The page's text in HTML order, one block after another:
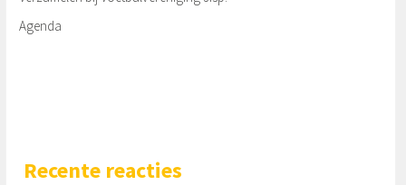
Agenda
Recente reacties